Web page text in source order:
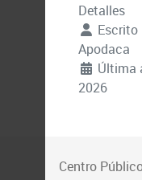
Detalles
Escrito
Apodaca
Última
2026
Centro